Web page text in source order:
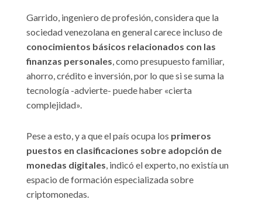
Garrido, ingeniero de profesión, considera que la
sociedad venezolana en general carece incluso de
conocimientos básicos relacionados con las
finanzas personales, como presupuesto familiar,
ahorro, crédito e inversión, por lo que si se suma la
tecnología -advierte- puede haber «cierta
complejidad».
Pese a esto, y a que el país ocupa los primeros
puestos en clasificaciones sobre adopción de
monedas digitales, indicó el experto, no existía un
espacio de formación especializada sobre
criptomonedas.